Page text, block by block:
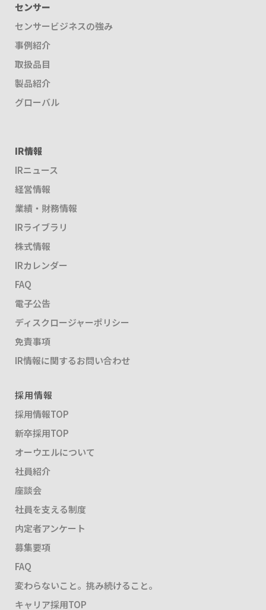
センサー
センサービジネスの強み
事例紹介
取扱品目
製品紹介
グローバル
IR情報
IRニュース
経営情報
業績・財務情報
IRライブラリ
株式情報
IRカレンダー
FAQ
電子公告
ディスクロージャーポリシー
免責事項
IR情報に関するお問い合わせ
採用情報
採用情報TOP
新卒採用TOP
オーウエルについて
社員紹介
座談会
社員を支える制度
内定者アンケート
募集要項
FAQ
変わらないこと。挑み続けること。
キャリア採用TOP